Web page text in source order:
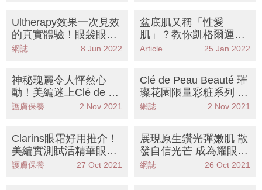
Ultherapy效果一次見效
的真實體驗！眼袋眼紋
大大改善
網誌 8 Jun 2022
盆底肌又稱「性愛
肌」？教你凱格爾運動
強化盆底肌肉
Article 25 Jan 2022
神秘瑰麗令人怦然心
動！美編迷上Clé de Pe
au Beauté璀璨花園系
護膚保養 2 Nov 2021
Clé de Peau Beauté 璀
璨花園限量彩粧系列 體
驗夢幻奢華的護膚之旅
網誌 2 Nov 2021
Clarins眼霜好用推介！
美編實測賦活精華眼
霜， 一瓶去黑眼圈、減
護膚保養 27 Oct 2021
展現原生鑽光彈嫩肌 散
發自信光芒 成為耀眼之
最
網誌 26 Oct 2021